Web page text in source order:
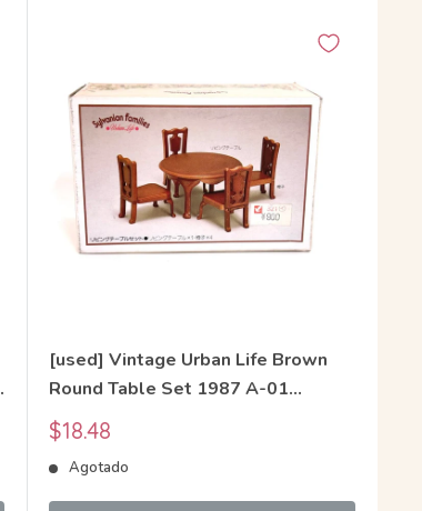
[used] Vintage Urban Life Brown
Round Table Set 1987 A-01
Sylvanian Families Calico Critters
Precio
de
venta
$18.48
Agotado